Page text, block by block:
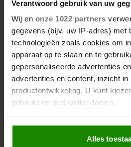
Verantwoord gebruik van uw
Wij en onze 1022 partners
gegevens (bijv. uw IP-adres) met
technologieën zoals cookies om
apparaat op te slaan en te
gepersonaliseerde advertenties
advertenties en content, inzicht in
productontwikkeling. U kunt
gebruikt en met welke doelen.
Als u het toestaat, willen we ook
Informatie verzamelen
Alles